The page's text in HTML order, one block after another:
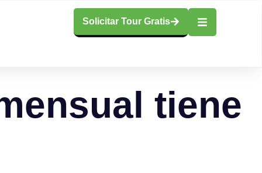
Solicitar Tour Gratis
tiene